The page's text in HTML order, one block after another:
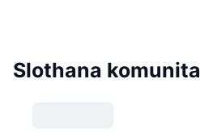
Slothana komunita